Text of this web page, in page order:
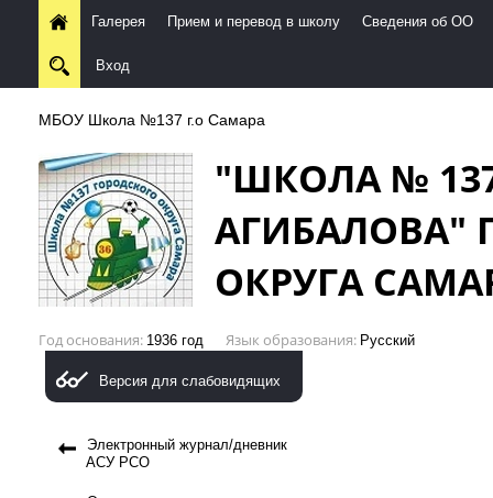
Галерея Прием и перевод в школу Сведения об ОО
Вход
МБОУ Школа №137 г.о Самара
"ШКОЛА №
АГИБАЛОВА"
ОКРУГА
Год основания 1936 год Язык образования Русский
Версия для слабовидящих
Электронный журнал/дневник
АСУ РСО